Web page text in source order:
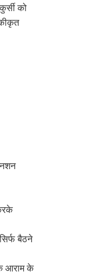
को
बैठने
आराम के